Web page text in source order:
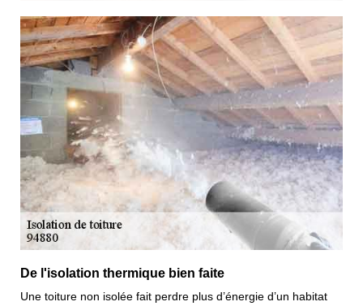
De l'isolation thermique bien faite
Une toiture non isolée fait perdre plus d’énergie d’un habitat